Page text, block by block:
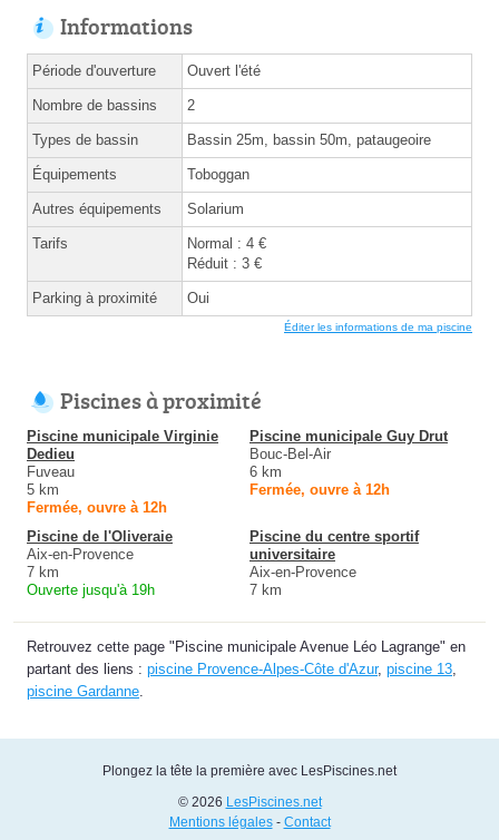
Informations
Période d'ouverture Ouvert l'été
Nombre de bassins 2
Types de bassin Bassin 25m, bassin 50m, pataugeoire
Équipements Toboggan
Autres équipements Solarium
Tarifs
Normal : 4 €
Réduit : 3 €
Parking à proximité Oui
Éditer les informations de ma piscine
Piscines à proximité
Piscine municipale Virginie
Dedieu
Fuveau
5 km
Fermée, ouvre à 12h
Piscine municipale Guy Drut
Bouc-Bel-Air
6 km
Fermée, ouvre à 12h
Piscine de l'Oliveraie
Aix-en-Provence
7 km
Ouverte jusqu'à 19h
Piscine du centre sportif
universitaire
Aix-en-Provence
7 km
Retrouvez cette page "Piscine municipale Avenue Léo Lagrange" en
partant des liens : piscine Provence-Alpes-Côte d'Azur, piscine 13
piscine Gardanne
Plongez la tête la première avec LesPiscines.net
© 2026 LesPiscines.net
Mentions légales- Contact